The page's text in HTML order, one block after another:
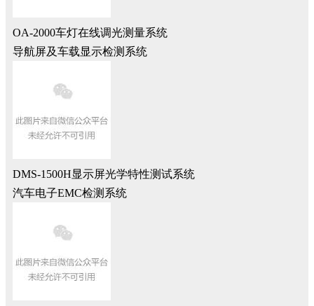
OA-2000车灯在线调光测量系统
导航屏及车载显示检测系统
DMS-1500H显示屏光学特性测试系统
汽车电子EMC检测系统